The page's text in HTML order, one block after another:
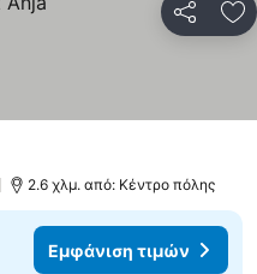
2.6 χλμ. από: Κέντρο πόλης
Εμφάνιση τιμών